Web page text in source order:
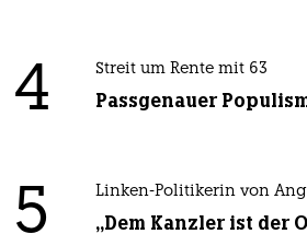
4 Streit um Rente mit 63
Passgenauer
5 Linken-Politikerin von
„Dem Kanzler ist der